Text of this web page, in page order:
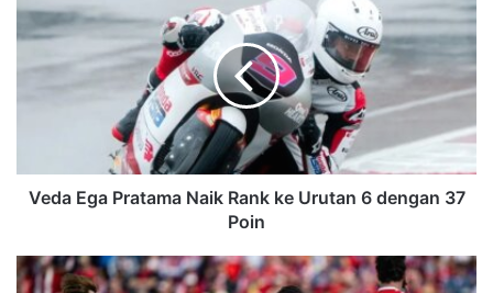
Veda Ega Pratama Naik Rank ke Urutan 6 dengan 37
Poin